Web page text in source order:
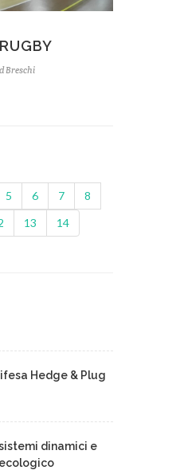
Breschi
5 6 7
8
13 14
Hedge & Plug
dinamici e